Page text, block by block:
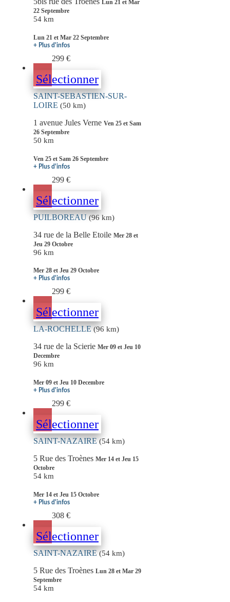
Lun 21 et Mar
22 Septembre
54 km
Lun 21 et Mar 22 Septembre
+ Plus d'infos
299 €
Sélectionner
SAINT-SEBASTIEN-SUR-
LOIRE (50 km)
1 avenue Jules Verne Ven 25 et Sam
26 Septembre
50 km
Ven 25 et Sam 26 Septembre
+ Plus d'infos
299 €
Sélectionner
PUILBOREAU(96 km)
34 rue de la Belle Etoile Mer 28 et
Jeu 29 Octobre
96 km
Mer 28 et Jeu 29 Octobre
+ Plus d'infos
299 €
Sélectionner
LA-ROCHELLE(96 km)
34 rue de la Scierie Mer 09 et Jeu 10
Decembre
96 km
Mer 09 et Jeu 10 Decembre
+ Plus d'infos
299 €
Sélectionner
SAINT-NAZAIRE(54 km)
5 Rue des Troènes Mer 14 et Jeu 15
Octobre
54 km
Mer 14 et Jeu 15 Octobre
+ Plus d'infos
308 €
Sélectionner
SAINT-NAZAIRE(54 km)
5 Rue des Troènes Lun 28 et Mar 29
Septembre
54 km